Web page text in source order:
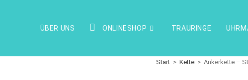
ÜBER UNS ONLINESHOP TRAURINGE
Start > Kette > Ankerkette –